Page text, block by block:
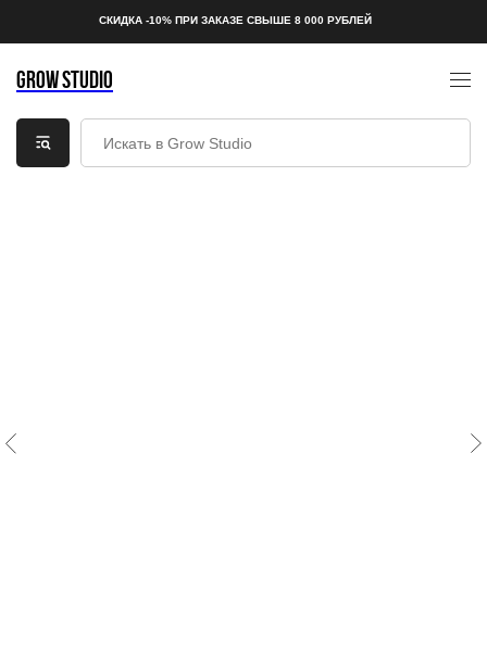
СКИДКА -10% ПРИ ЗАКАЗЕ СВЫШЕ 8 000 РУБЛЕЙ
GROW STUDIO